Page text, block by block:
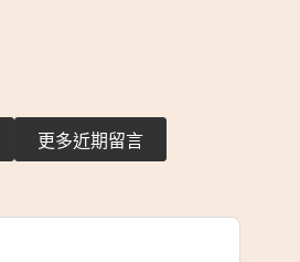
更多近期留言